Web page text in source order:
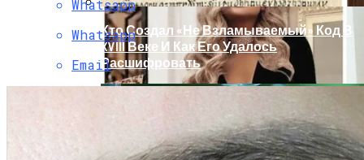
Кто Создал «не Взламываемый» Код В
XVIII Веке И Как Его Удалось
Расшифровать
Whatsapp
Whatsapp
Email